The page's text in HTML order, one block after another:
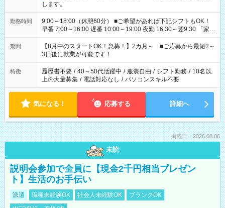
します。
勤務時間
9:00～18:00（休憩60分） ■ご希望があれば下記シフトもOK！
早番 7:00～16:00 遅番 10:00～19:00 夜勤 16:30～翌9:30 「家族
と休みを合わせたい」 「余裕を持って夕飯の準備がしたい」
「できれば残業はしたくない」 など、ご希望を教えてください
ね。 ※Wワーク希望の方へ 今ご覧のお仕事で希望する勤務時間
と、もう1つのお仕事の勤務時間。 合計で週40時間を超える場
合は応募できません。
期間
【8月中のスタートOK！急募！】2カ月～ ■ご応募から最短2～
3日後に就業が可能です！
特徴 履歴書不要 / 40～50代活躍中 / 服装自由 / シフト勤務 / 10名以
上の大量募集 / 電話対応なし / パソコンスキル不要
気になる！ 応募する 詳細へ
掲載日：2026.08.06
未読
説明会参加で全員に【現金2千円相当プレゼン
ト】生活のお手伝い
派遣 職種未経験OK 社会人未経験OK
ブランクOK